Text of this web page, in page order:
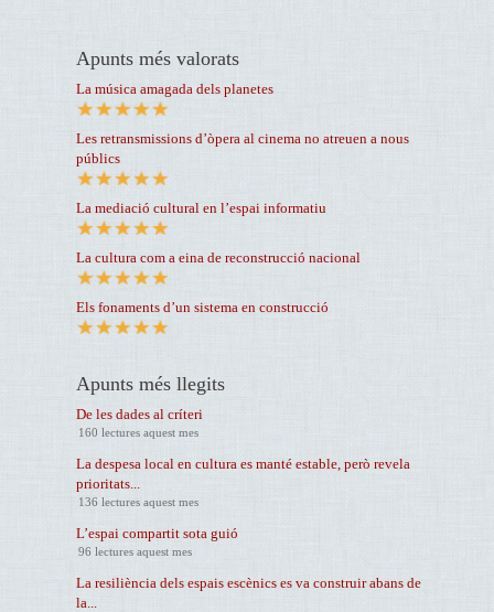
Apunts més valorats
La música amagada dels planetes
Les retransmissions d’òpera al cinema no atreuen a nous
públics
La mediació cultural en l’espai informatiu
La cultura com a eina de reconstrucció nacional
Els fonaments d’un sistema en construcció
Apunts més llegits
De les dades al críteri
160 lectures aquest mes
La despesa local en cultura es manté estable, però revela
prioritats...
136 lectures aquest mes
L’espai compartit sota guió
96 lectures aquest mes
La resiliència dels espais escènics es va construir abans de
la...